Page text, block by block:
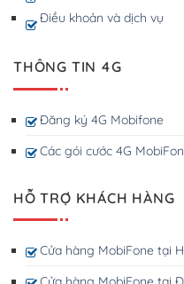
Điều khoản và dịch vụ
THÔNG TIN 4G
Đăng ký 4G Mobifone
Các gói cước 4G
HỖ TRỢ KHÁCH HÀNG
Cửa hàng MobiFone tại